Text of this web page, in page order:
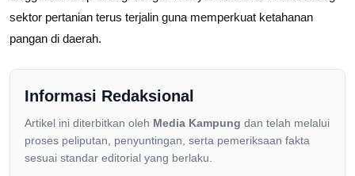
sektor pertanian terus terjalin guna memperkuat ketahanan
pangan di daerah.
Informasi Redaksional
Artikel ini diterbitkan oleh Media Kampung dan telah melalui
proses peliputan, penyuntingan, serta pemeriksaan fakta
sesuai standar editorial yang berlaku.